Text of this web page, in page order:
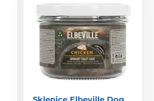
Sklenice Elbeville Dog